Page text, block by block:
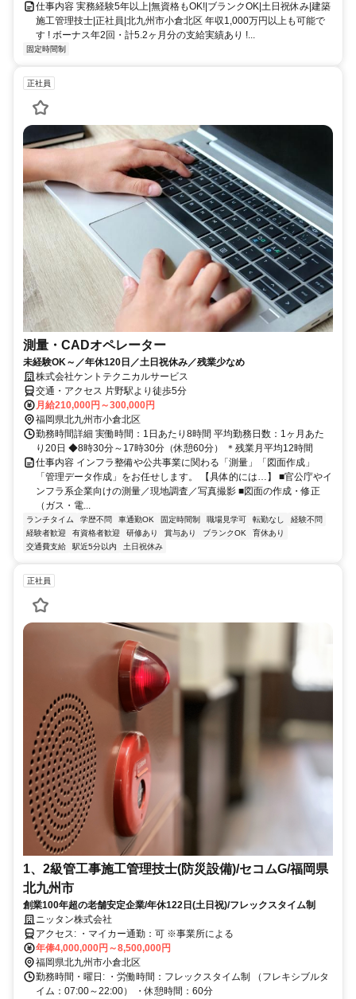
仕事内容 実務経験5年以上|無資格もOK!|ブランクOK|土日祝休み|建築
施工管理技士|正社員|北九州市小倉北区 年収1,000万円以上も可能で
す ! ボーナス年2回・計5.2ヶ月分の支給実績あり !...
固定時間制
正社員
測量・CADオペレーター
未経験OK～／年休120日／土日祝休み／残業少なめ
株式会社ケントテクニカルサービス
交通・アクセス 片野駅より徒歩5分
月給210,000円～300,000円
福岡県北九州市小倉北区
勤務時間詳細 実働時間：1日あたり8時間 平均勤務日数：1ヶ月あた
り20日 ◆8時30分～17時30分（休憩60分） ＊残業月平均12時間
仕事内容 インフラ整備や公共事業に関わる「測量」「図面作成」
「管理データ作成」をお任せします。 【具体的には…】 ■官公庁やイ
ンフラ系企業向けの測量／現地調査／写真撮影 ■図面の作成・修正
（ガス・電...
ランチタイム 学歴不問 車通勤OK 固定時間制 職場見学可 転勤なし
経験不問
経験者歓迎
有資格者歓迎 研修あり 賞与あり ブランクOK
育休あり
交通費支給
駅近5分以内 土日祝休み
正社員
1、2級管工事施工管理技士(防災設備)/セコムG/福岡県
北九州市
創業100年超の老舗安定企業/年休122日(土日祝)/フレックスタイム制
ニッタン株式会社
アクセス: ・マイカー通勤：可 ※事業所による
年俸4,000,000円～8,500,000円
福岡県北九州市小倉北区
勤務時間・曜日: ・労働時間：フレックスタイム制 （フレキシブルタ
イム：07:00～22:00） ・休憩時間：60分